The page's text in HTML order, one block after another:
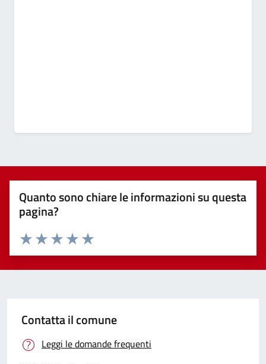
Quanto sono chiare le informazioni su questa
pagina?
Valuta 5 stelle su 5
Valuta 4 stelle su 5
Valuta 3 stelle su 5
Valuta 2 stelle su 5
Valuta 1 stelle su 5
Contatta il comune
Leggi le domande frequenti